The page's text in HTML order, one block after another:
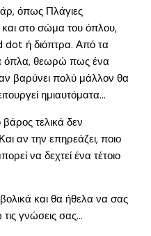
όπως Πλάγιες
και στο σώμα του όπλου,
dot ή διόπτρα. Από τα
όπλα, θεωρώ πως ένα
βαρύνει πολύ μάλλον θα
ημιαυτόματα…
τελικά δεν
αν την επηρεάζει, ποιο
να δεχτεί ένα τέτοιο
και θα ήθελα να σας
γνώσεις σας…